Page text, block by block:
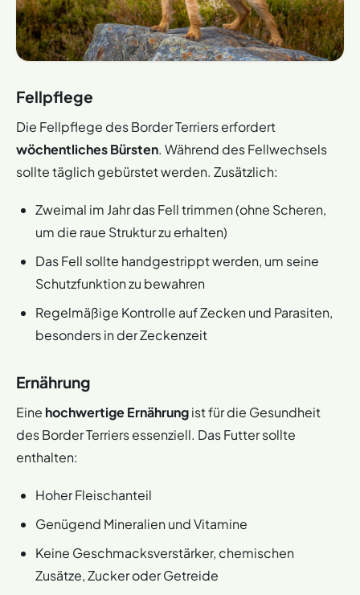
Fellpflege
Die Fellpflege des Border Terriers erfordert
wöchentliches Bürsten. Während des Fellwechsels
sollte täglich gebürstet werden. Zusätzlich:
Zweimal im Jahr das Fell trimmen (ohne Scheren,
um die raue Struktur zu erhalten)
Das Fell sollte handgestrippt werden, um seine
Schutzfunktion zu bewahren
Regelmäßige Kontrolle auf Zecken und Parasiten,
besonders in der Zeckenzeit
Ernährung
Eine hochwertige Ernährungist für die Gesundheit
des Border Terriers essenziell. Das Futter sollte
enthalten:
Hoher Fleischanteil
Genügend Mineralien und Vitamine
Keine Geschmacksverstärker, chemischen
Zusätze, Zucker oder Getreide